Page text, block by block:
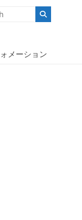
ーマンスの高い商
メーション